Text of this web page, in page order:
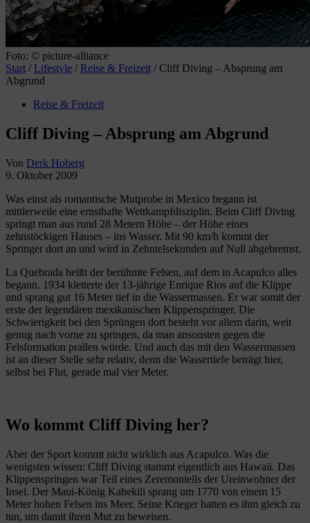
Foto: © picture-alliance
Start / Lifestyle / Reise & Freizeit / Cliff Diving – Absprung am
Abgrund
Reise & Freizeit
Cliff Diving – Absprung am Abgrund
Von Derk Hoberg
9. Oktober 2009
Was einst als romantische Mutprobe in Mexico begann ist
mittlerweile eine ernsthafte Wettkampfdisziplin. Beim Cliff Diving
springt man aus rund 28 Metern Höhe – der Höhe eines
zehnstöckigen Hauses – ins Wasser. Mit 90 km/h kommt der
Springer dort an und wird in Zehntelsekunden auf Null abgebremst.
La Quebrada heißt der berühmte Felsen, auf dem in Acapulco alles
begann. 1934 kletterte der 13-jährige Enrique Rios auf die Klippe
und sprang gut 16 Meter tief in die Wassermassen. Er war somit der
erste der legendären mexikanischen Klippenspringer. Die
Schwierigkeit bei den Sprüngen dort besteht vor allem darin, weit
genug nach vorne zu springen, da man ansonsten gegen die
Felsformation prallen würde. Und auch das mit den Wassermassen
ist an dieser Stelle sehr relativ, denn die Wassertiefe beträgt hier,
selbst bei Flut, gerade mal vier Meter.
Wo kommt Cliff Diving her?
Aber der Sport kommt nicht wirklich aus Acapulco. Was die
wenigsten wissen: Cliff Diving stammt eigentlich aus Hawaii. Das
Klippenspringen war Teil eines Zeremoniells der Ureinwohner der
Insel. Der Maui-König Kahekili sprang um 1770 von einem 15
Meter hohen Felsen ins Meer. Seine Krieger hatten es ihm gleich zu
tun, um damit ihren Mut zu beweisen.